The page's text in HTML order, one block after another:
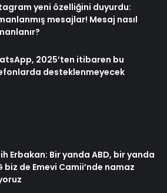
yeni özelliğini duyurdu:
mesajlar! Mesaj nasıl
2025’ten itibaren bu
desteklenmeyecek
Erbakan: Bir yanda ABD, bir yanda
biz de Emevi Camii’nde namaz